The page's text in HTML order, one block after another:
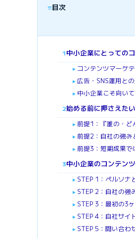
≡目次
1中小企業にとっての
► コンテンツマーケ
► 広告・SNS運用と
► 中小企業こそ向い
2始める前に押さえた
► 前提1：『誰の・ど
► 前提2：自社の強み
► 前提3：短期成果
3中小企業のコンテン
► STEP 1：ペルソナ
► STEP 2：自社の強
► STEP 3：最初の3
► STEP 4：自社サイ
► STEP 5：問い合わ